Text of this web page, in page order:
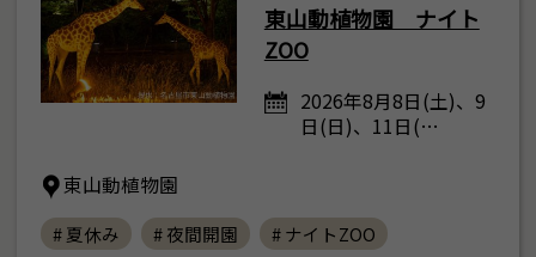
東山動植物園 ナイト
ZOO
2026年8月8日(土)、9
日(日)、11日(…
東山動植物園
# 夏休み # 夜間開園
# ナイトZOO